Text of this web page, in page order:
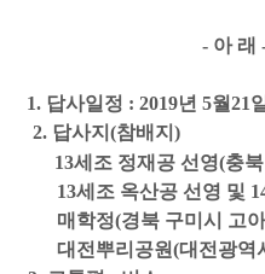
- 아 래
1. 답사일정 : 2019년 5월21일
2. 답사지 (참배지 )
13세조 정재공 선영(충
13세조 옥산공 선영 및
매학정(경북 구미시 고
대전뿌리공원(대전광역